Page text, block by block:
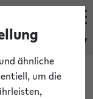
eKVV
ähnliche
um die